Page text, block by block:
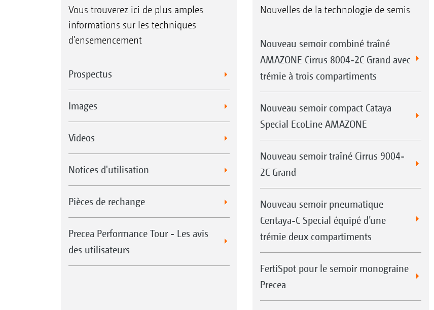
Vous trouverez ici de plus amples
informations sur les techniques
d'ensemencement
Prospectus
Images
Videos
Notices d'utilisation
Pièces de rechange
Precea Performance Tour - Les avis
des utilisateurs
Nouvelles de la technologie de semis
Nouveau semoir combiné traîné
AMAZONE Cirrus 8004-2C Grand avec
trémie à trois compartiments
Nouveau semoir compact Cataya
Special EcoLine AMAZONE
Nouveau semoir traîné Cirrus 9004-
2C Grand
Nouveau semoir pneumatique
Centaya-C Special équipé d’une
trémie deux compartiments
FertiSpot pour le semoir monograine
Precea